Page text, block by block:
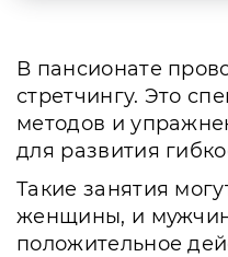
В пансионате
стретчингу. Это
методов и
для развития
Такие занятия
женщины, и
положительное